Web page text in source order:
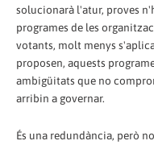
solucionarà l'atur, proves
programes de les
votants, molt menys
proposen, aquests
ambigüitats que no
arribin a governar.
És una redundància, però